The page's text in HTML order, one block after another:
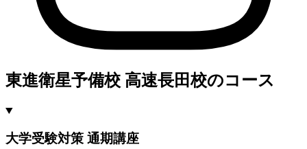
東進衛星予備校 高速長田校のコース
大学受験対策 通期講座